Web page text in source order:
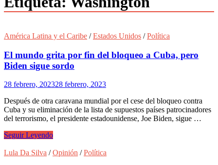
América Latina y el Caribe /Estados Unidos /Política
El mundo grita por fin del bloqueo a Cuba, pero
Biden sigue sordo
28 febrero, 202328 febrero, 2023
Después de otra caravana mundial por el cese del bloqueo contra
Cuba y su eliminación de la lista de supuestos países patrocinadores
del terrorismo, el presidente estadounidense, Joe Biden, sigue …
El
grita
Seguir Leyendo
Lula Da Silva /Opinión /Política